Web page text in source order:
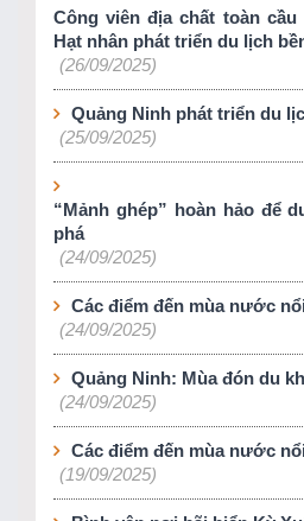
Công viên địa chất toàn cầu
Hạt nhân phát triển du lịch
(26/09/2025)
Quảng Ninh phát triển du
(25/09/2025)
“Mảnh ghép” hoàn hảo để
phá
(24/09/2025)
Các điểm đến mùa nước
(24/09/2025)
Quảng Ninh: Mùa đón du
(24/09/2025)
Các điểm đến mùa nước
(19/09/2025)